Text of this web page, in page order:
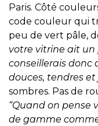
Paris. Côté
code couleur qui
peu de vert pâle,
votre vitrine ait
conseillerais donc
douces, tendres et
sombres. Pas de
“Quand on pense
de gamme